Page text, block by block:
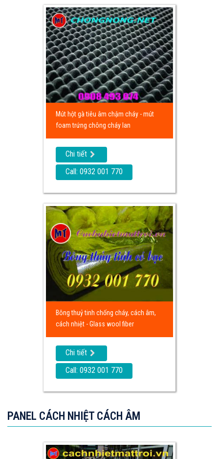
Mút hột gà tiêu âm chậm cháy - mút
foam trứng chông cháy lan
Chi tiết
Call: 0932 001 770
Bông thuỷ tinh chống cháy, cách âm,
cách nhiệt - Glass wool fiber
Chi tiết
Call: 0932 001 770
PANEL CÁCH NHIỆT CÁCH ÂM